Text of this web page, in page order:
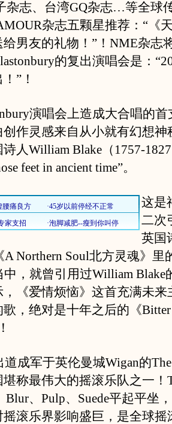
杂志、台湾GQ杂志…等全球
杂志五颗星推荐：“《
男友的礼物！”！NME杂志
的复出演唱会是：
”！
演唱会上造成大合唱的首
作灵感来自从小就有幻想神
人William Blake（1757-
feet in ancient time”。
这是
二次
英国
A Northern Soul北方灵魂》里
中，就曾引用过William Blake
《爱情烦恼》这首充满未来
，绝对是十年之后的《Bitter
军于英伦曼城Wigan的The
称最伟大的摇滚乐队之一！
Blur、Pulp、Suede平起平坐
滚乐界影响盛巨，是全球摇